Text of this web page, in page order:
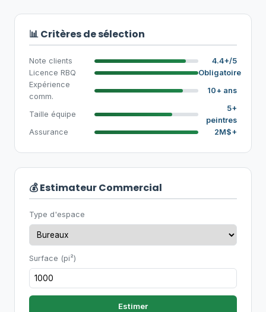
📊 Critères de sélection
Note clients
4.4+/5
Licence RBQ
Obligatoire
Expérience
comm.
10+ ans
Taille équipe
5+
peintres
Assurance
2M$+
💰 Estimateur Commercial
Type d'espace
Surface (pi²)
Estimer